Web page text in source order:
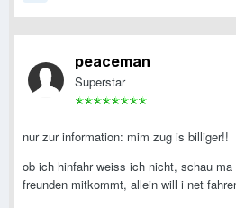
peaceman
Superstar
nur zur information: mim zug is billiger!!
ob ich hinfahr weiss ich nicht, schau
freunden mitkommt, allein will i net